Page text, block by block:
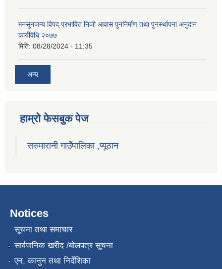
मनसुनजन्य विपद् प्रभावित निजी आवास पुननिर्माण तथा पुनर्स्थापना अनुदान
कार्यविधि २०७७
मिति: 08/28/2024 - 11:35
अन्य
हाम्राे फेसबुक पेज
सरुमारानी गाउँपालिका ,प्यूठान
Notices
सूचना तथा समाचार
सार्वजनिक खरीद /बोलपत्र सूचना
एन, कानुन तथा निर्देशिका